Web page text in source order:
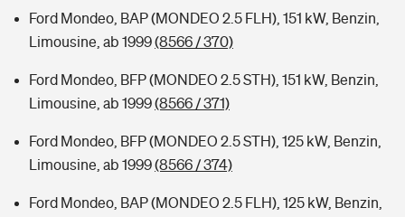
Ford Mondeo, BAP (MONDEO 2.5 FLH), 151 kW, Benzin,
Limousine, ab 1999(8566 / 370)
Ford Mondeo, BFP (MONDEO 2.5 STH), 151 kW, Benzin,
Limousine, ab 1999(8566 / 371)
Ford Mondeo, BFP (MONDEO 2.5 STH), 125 kW, Benzin,
Limousine, ab 1999(8566 / 374)
Ford Mondeo, BAP (MONDEO 2.5 FLH), 125 kW, Benzin,